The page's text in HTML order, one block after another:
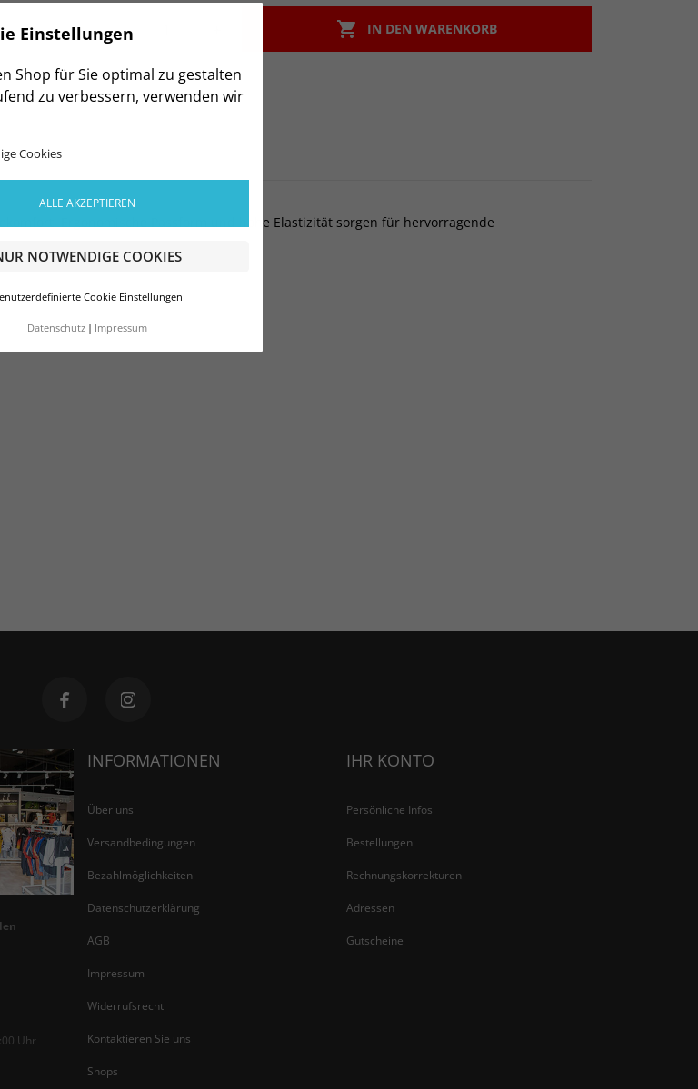
Einstellungen
Shop für Sie optimal zu gestalten
zu verbessern, verwenden wir
Cookies
ALLE AKZEPTIEREN
NOTWENDIGE COOKIES
Cookie Einstellungen
Datenschutz Impressum
-  IN DEN WARENKORB
Ergonomische Passform und hohe Elastizität sorgen für hervorragende
Uhr
INFORMATIONEN
Über uns
Versandbedingungen
Bezahlmöglichkeiten
Datenschutzerklärung
AGB
Impressum
Widerrufsrecht
Kontaktieren Sie uns
Shops
IHR KONTO
Persönliche Infos
Bestellungen
Rechnungskorrekturen
Adressen
Gutscheine